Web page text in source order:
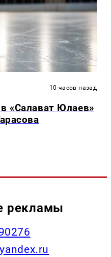
10 часов назад
«Салават Юлаев»
рекламы